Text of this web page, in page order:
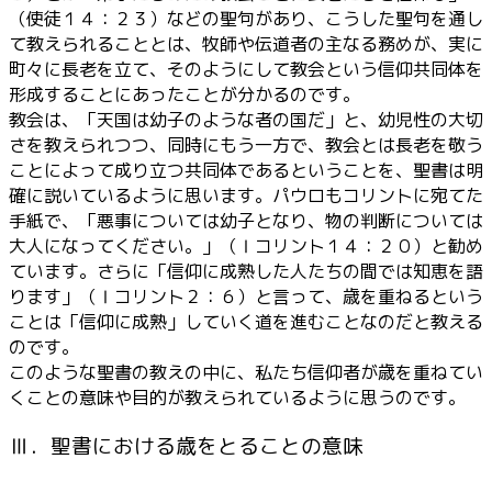
（使徒１４：２３）などの聖句があり、こうした聖句を通し
て教えられることとは、牧師や伝道者の主なる務めが、実に
町々に長老を立て、そのようにして教会という信仰共同体を
形成することにあったことが分かるのです。
教会は、「天国は幼子のような者の国だ」と、幼児性の大切
さを教えられつつ、同時にもう一方で、教会とは長老を敬う
ことによって成り立つ共同体であるということを、聖書は明
確に説いているように思います。パウロもコリントに宛てた
手紙で、「悪事については幼子となり、物の判断については
大人になってください。」（Ⅰコリント１４：２０）と勧め
ています。さらに「信仰に成熟した人たちの間では知恵を語
ります」（Ⅰコリント２：６）と言って、歳を重ねるという
ことは「信仰に成熟」していく道を進むことなのだと教える
のです。
このような聖書の教えの中に、私たち信仰者が歳を重ねてい
くことの意味や目的が教えられているように思うのです。
Ⅲ．聖書における歳をとることの意味